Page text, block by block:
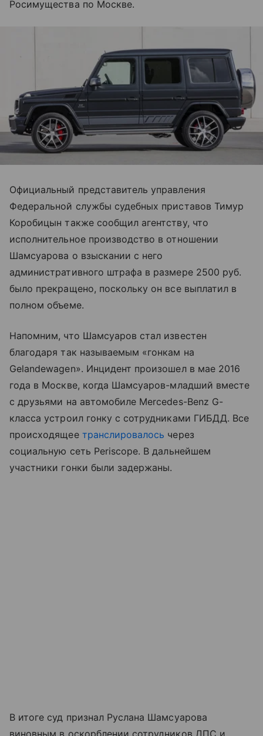
Росимущества по Москве.
Официальный представитель управления
Федеральной службы судебных приставов Тимур
Коробицын также сообщил агентству, что
исполнительное производство в отношении
Шамсуарова о взыскании с него
административного штрафа в размере 2500 руб.
было прекращено, поскольку он все выплатил в
полном объеме.
Напомним, что Шамсуаров стал известен
благодаря так называемым «гонкам на
Gelandewagen». Инцидент произошел в мае 2016
года в Москве, когда Шамсуаров-младший вместе
с друзьями на автомобиле Mercedes-Benz G-
класса устроил гонку с сотрудниками ГИБДД. Все
происходящее транслировалось через
социальную сеть Periscope. В дальнейшем
участники гонки были задержаны.
В итоге суд признал Руслана Шамсуарова